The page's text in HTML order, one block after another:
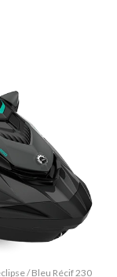
/ Bleu Récif 230